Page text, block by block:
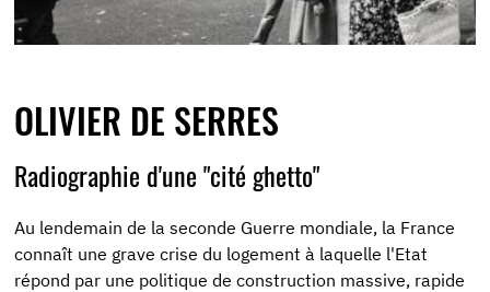
OLIVIER DE SERRES
Radiographie d'une "cité ghetto"
Au lendemain de la seconde Guerre mondiale, la France
connaît une grave crise du logement à laquelle l'Etat
répond par une politique de construction massive, rapide